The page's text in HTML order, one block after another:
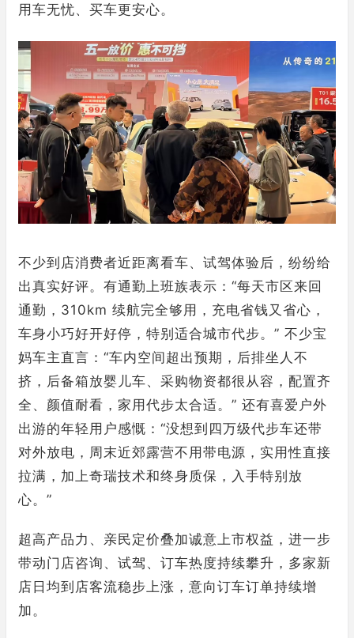
用车无忧、买车更安心。
不少到店消费者近距离看车、试驾体验后，纷纷给
出真实好评。有通勤上班族表示：“每天市区来回
通勤，310km 续航完全够用，充电省钱又省心，
车身小巧好开好停，特别适合城市代步。” 不少宝
妈车主直言：“车内空间超出预期，后排坐人不
挤，后备箱放婴儿车、采购物资都很从容，配置齐
全、颜值耐看，家用代步太合适。” 还有喜爱户外
出游的年轻用户感慨：“没想到四万级代步车还带
对外放电，周末近郊露营不用带电源，实用性直接
拉满，加上奇瑞技术和终身质保，入手特别放
心。”
超高产品力、亲民定价叠加诚意上市权益，进一步
带动门店咨询、试驾、订车热度持续攀升，多家新
店日均到店客流稳步上涨，意向订车订单持续增
加。